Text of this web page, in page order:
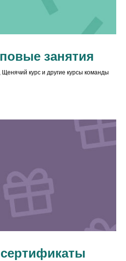
занятия
курс и другие курсы команды